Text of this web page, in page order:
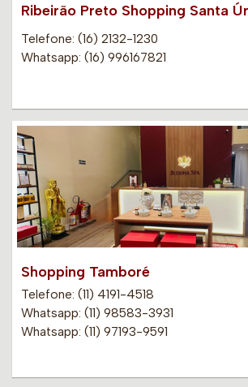
Ribeirão Preto Shopping Santa
Telefone: (16) 2132-1230
Whatsapp: (16) 996167821
Shopping Tamboré
Telefone: (11) 4191-4518
Whatsapp: (11) 98583-3931
Whatsapp: (11) 97193-9591